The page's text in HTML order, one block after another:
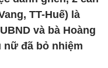
TT-Huế) là
và bà Hoàng
nữ đã bỏ nhiệm